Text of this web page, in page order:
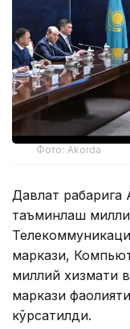
Фото: Akorda
Давлат
таъминлаш
маркази,
миллий хизмати
маркази
кўрсатилди.